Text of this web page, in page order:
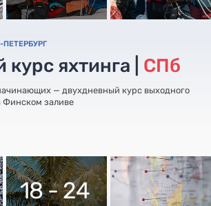
ПЕТЕРБУРГ
яхтинга | СПб
— двухдневный курс выходного
Финском заливе
18 - 24